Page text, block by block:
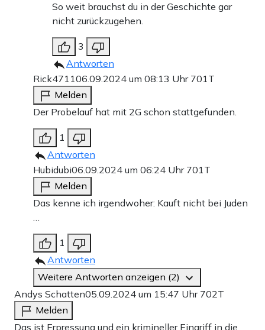
So weit brauchst du in der Geschichte gar
nicht zurückzugehen.
3
Antworten
Rick471106.09.2024 um 08:13 Uhr 701T
Melden
Der Probelauf hat mit 2G schon stattgefunden.
1
Antworten
Hubidubi06.09.2024 um 06:24 Uhr 701T
Melden
Das kenne ich irgendwoher: Kauft nicht bei Juden
…
1
Antworten
Weitere Antworten anzeigen (2)
Andys Schatten05.09.2024 um 15:47 Uhr 702T
Melden
Das ist Erpressung und ein krimineller Eingriff in die